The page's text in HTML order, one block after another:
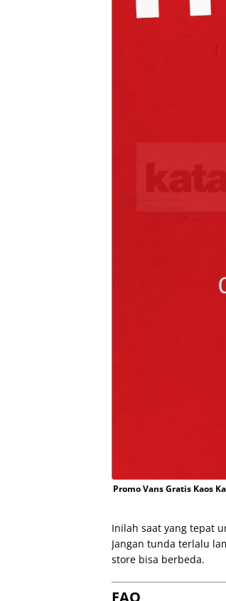
Promo Vans Gratis Kaos
Inilah saat yang tepat
Jangan tunda terlalu
store bisa berbeda.
FAQ